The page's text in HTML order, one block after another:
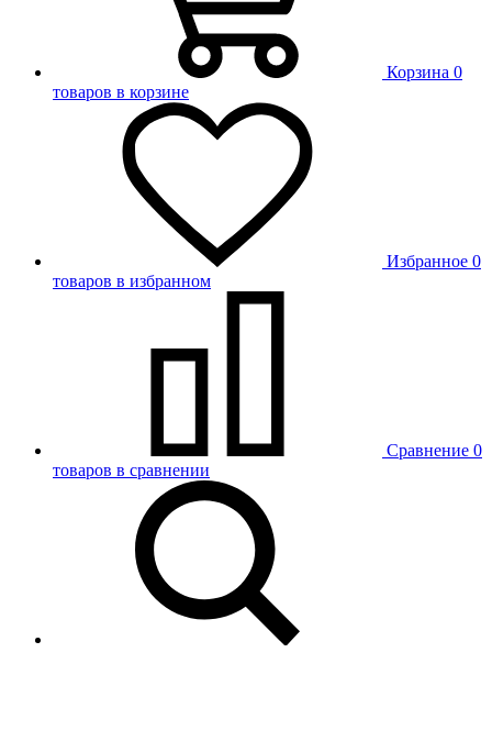
Корзина 0
товаров в корзине
Избранное 0
товаров в избранном
Сравнение 0
товаров в сравнении